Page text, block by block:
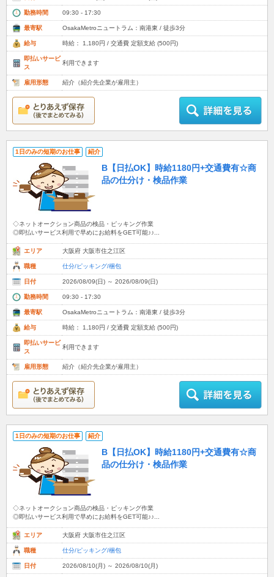
勤務時間 09:30 - 17:30
最寄駅 OsakaMetroニュートラム：南港東 / 徒歩3分
給与 時給： 1,180円 / 交通費 定額支給 (500円)
即払いサービ
ス
利用できます
雇用形態 紹介（紹介先企業が雇用主）
1日のみの短期のお仕事 紹介
B【日払OK】時給1180円+交通費有☆商
品の仕分け・検品作業
◇ネットオークション商品の検品・ピッキング作業
◎即払いサービス利用で早めにお給料をGET可能♪♪...
エリア 大阪府 大阪市住之江区
職種 仕分/ピッキング/梱包
日付 2026/08/09(日) ～ 2026/08/09(日)
勤務時間 09:30 - 17:30
最寄駅 OsakaMetroニュートラム：南港東 / 徒歩3分
給与 時給： 1,180円 / 交通費 定額支給 (500円)
即払いサービ
ス
利用できます
雇用形態 紹介（紹介先企業が雇用主）
1日のみの短期のお仕事 紹介
B【日払OK】時給1180円+交通費有☆商
品の仕分け・検品作業
◇ネットオークション商品の検品・ピッキング作業
◎即払いサービス利用で早めにお給料をGET可能♪♪...
エリア 大阪府 大阪市住之江区
職種 仕分/ピッキング/梱包
日付 2026/08/10(月) ～ 2026/08/10(月)